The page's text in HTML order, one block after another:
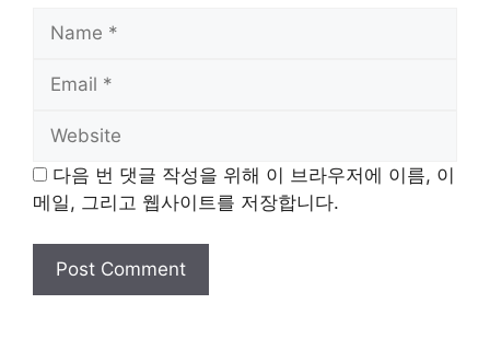
다음 번 댓글 작성을 위해 이 브라우저에 이름, 이
메일, 그리고 웹사이트를 저장합니다.